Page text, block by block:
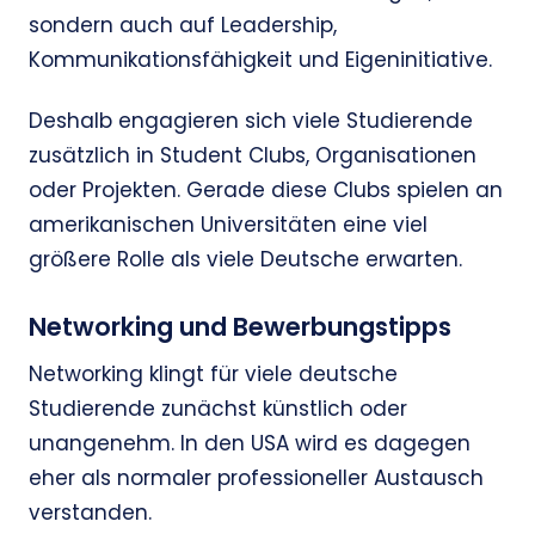
sondern auch auf Leadership,
Kommunikationsfähigkeit und Eigeninitiative.
Deshalb engagieren sich viele Studierende
zusätzlich in Student Clubs, Organisationen
oder Projekten. Gerade diese Clubs spielen an
amerikanischen Universitäten eine viel
größere Rolle als viele Deutsche erwarten.
Networking und Bewerbungstipps
Networking klingt für viele deutsche
Studierende zunächst künstlich oder
unangenehm. In den USA wird es dagegen
eher als normaler professioneller Austausch
verstanden.